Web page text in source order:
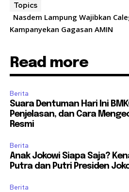
Topics
Nasdem Lampung Wajibkan
Kampanyekan Gagasan AMIN
Read more
Berita
Suara Dentuman Hari Ini
Penjelasan, dan Cara
Resmi
Berita
Anak Jokowi Siapa Saja?
Putra dan Putri Presiden
Berita